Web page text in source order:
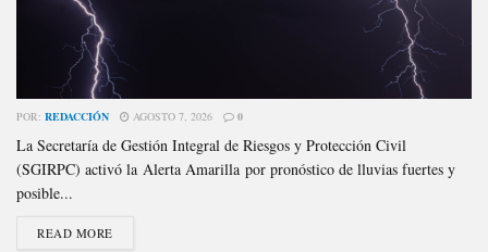
POR: REDACCIÓN AGOSTO 7, 2026 0
La Secretaría de Gestión Integral de Riesgos y Protección Civil
(SGIRPC) activó la Alerta Amarilla por pronóstico de lluvias fuertes y
posible...
READ MORE